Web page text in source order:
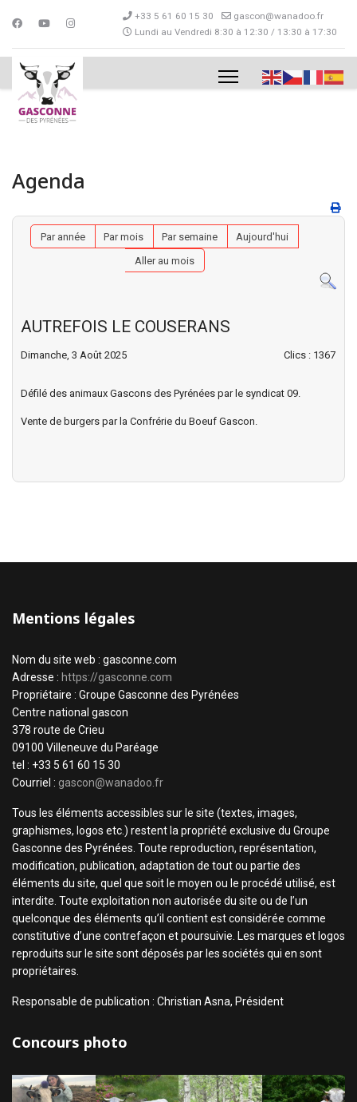
+33 5 61 60 15 30
gascon@wanadoo.fr
Lundi au Vendredi 8:30 à 12:30 / 13:30 à 17:30
Agenda
Par année Par mois Par semaine
Aujourd'hui
Aller au mois
AUTREFOIS LE COUSERANS
Dimanche, 3 Août 2025 Clics : 1367
Défilé des animaux Gascons des Pyrénées par le syndicat 09.
Vente de burgers par la Confrérie du Boeuf Gascon.
Mentions légales
Nom du site web : gasconne.com
Adresse : https://gasconne.com
Propriétaire : Groupe Gasconne des Pyrénées
Centre national gascon
378 route de Crieu
09100 Villeneuve du Paréage
tel : +33 5 61 60 15 30
Courriel : gascon@wanadoo.fr
Tous les éléments accessibles sur le site (textes, images,
graphismes, logos etc.) restent la propriété exclusive du Groupe
Gasconne des Pyrénées. Toute reproduction, représentation,
modification, publication, adaptation de tout ou partie des
éléments du site, quel que soit le moyen ou le procédé utilisé, est
interdite. Toute exploitation non autorisée du site ou de l’un
quelconque des éléments qu’il contient est considérée comme
constitutive d’une contrefaçon et poursuivie. Les marques et logos
reproduits sur le site sont déposés par les sociétés qui en sont
propriétaires.
Responsable de publication : Christian Asna, Président
Concours photo